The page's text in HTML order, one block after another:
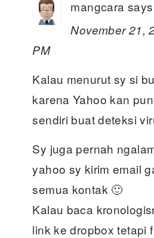
mangcara says
November 21,
PM
Kalau menurut sy si
karena Yahoo kan
sendiri buat deteksi
Sy juga pernah
yahoo sy kirim email
semua kontak 🙂
Kalau baca
link ke dropbox tetapi